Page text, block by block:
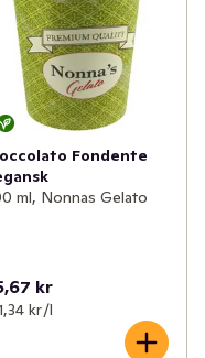
Fondente
ml, Nonnas Gelato
kr
kr /l